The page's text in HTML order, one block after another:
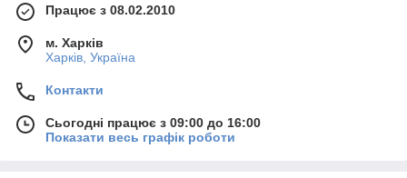
Працює з 08.02.2010
м. Харків
Харків, Україна
Контакти
Сьогодні працює з 09:00 до 16:00
Показати весь графік роботи